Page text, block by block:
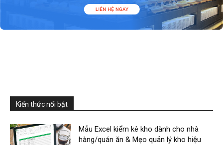
Kiến thức nổi bật
Mẫu Excel kiểm kê kho dành cho nhà
hàng/quán ăn & Mẹo quản lý kho hiệu